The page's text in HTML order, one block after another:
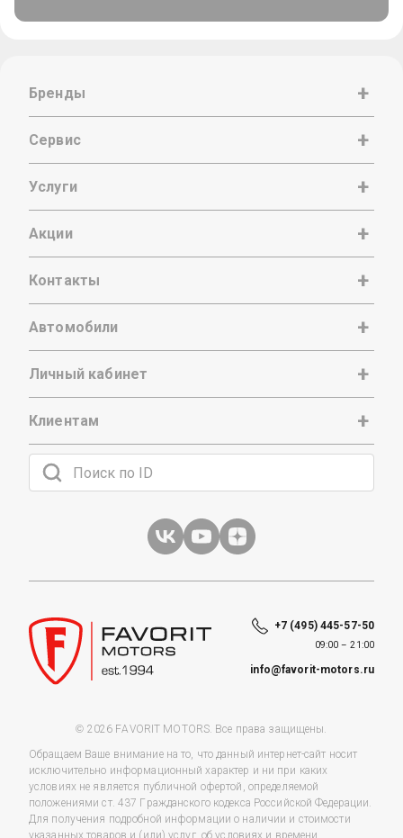
Бренды
Сервис
Услуги
Акции
Контакты
Автомобили
Личный кабинет
Клиентам
+7 (495) 445-57-50
09:00 – 21:00
info@favorit-motors.ru
© 2026 FAVORIT MOTORS. Все права защищены.
Обращаем Ваше внимание на то, что данный интернет-сайт носит
исключительно информационный характер и ни при каких
условиях не является публичной офертой, определяемой
положениями ст. 437 Гражданского кодекса Российской Федерации.
Для получения подробной информации о наличии и стоимости